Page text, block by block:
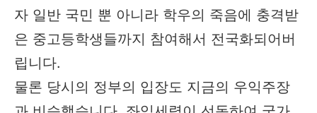
자 일반 국민 뿐 아니라 학우의 죽음에 충격받
은 중고등학생들까지 참여해서 전국화되어버
립니다.
물론 당시의 정부의 입장도 지금의 우익주장